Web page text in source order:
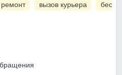
вызов курьера